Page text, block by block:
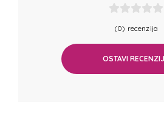
(0) recenzija
OSTAVI